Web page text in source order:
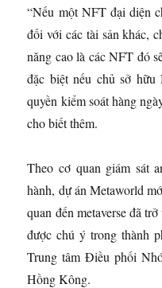
“Nếu một NFT đại diện
đối với các tài sản khác,
năng cao là các NFT đó
đặc biệt nếu chủ sở
quyền kiểm soát hàng
cho biết thêm.
Theo cơ quan giám sát
hành, dự án Metaworld
quan đến metaverse đã
được chú ý trong thành
Trung tâm Điều phối
Hồng Kông.